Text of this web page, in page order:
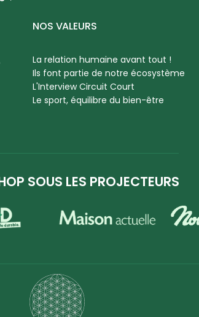
NOS VALEURS
La relation humaine avant tout !
Ils font partie de notre écosystème
L'Interview Circuit Court
Le sport, équilibre du bien-être
SOUS LES PROJECTEURS